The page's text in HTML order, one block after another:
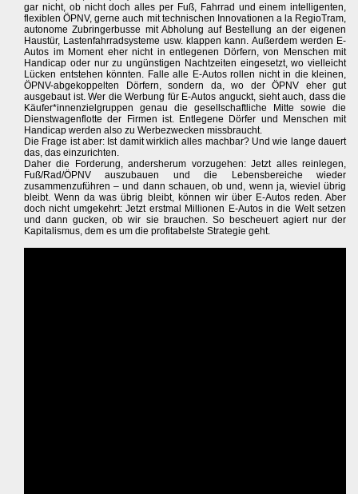
gar nicht, ob nicht doch alles per Fuß, Fahrrad und einem intelligenten,
flexiblen ÖPNV, gerne auch mit technischen Innovationen a la RegioTram,
autonome Zubringerbusse mit Abholung auf Bestellung an der eigenen
Haustür, Lastenfahrradsysteme usw. klappen kann. Außerdem werden E-
Autos im Moment eher nicht in entlegenen Dörfern, von Menschen mit
Handicap oder nur zu ungünstigen Nachtzeiten eingesetzt, wo vielleicht
Lücken entstehen könnten. Falle alle E-Autos rollen nicht in die kleinen,
ÖPNV-abgekoppelten Dörfern, sondern da, wo der ÖPNV eher gut
ausgebaut ist. Wer die Werbung für E-Autos anguckt, sieht auch, dass die
Käufer*innenzielgruppen genau die gesellschaftliche Mitte sowie die
Dienstwagenflotte der Firmen ist. Entlegene Dörfer und Menschen mit
Handicap werden also zu Werbezwecken missbraucht.
Die Frage ist aber: Ist damit wirklich alles machbar? Und wie lange dauert
das, das einzurichten.
Daher die Forderung, andersherum vorzugehen: Jetzt alles reinlegen,
Fuß/Rad/ÖPNV auszubauen und die Lebensbereiche wieder
zusammenzuführen – und dann schauen, ob und, wenn ja, wieviel übrig
bleibt. Wenn da was übrig bleibt, können wir über E-Autos reden. Aber
doch nicht umgekehrt: Jetzt erstmal Millionen E-Autos in die Welt setzen
und dann gucken, ob wir sie brauchen. So bescheuert agiert nur der
Kapitalismus, dem es um die profitabelste Strategie geht.